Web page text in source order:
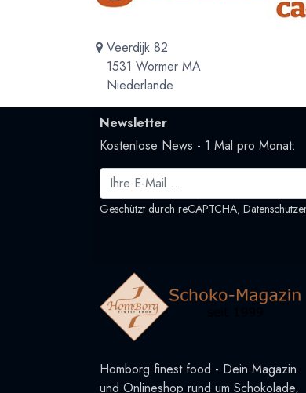
Veerdijk 82
1531 Wormer MA
Niederlande
Newsletter
Kostenlose News - 1 Mal pro Monat:
Geschützt durch reCAPTCHA,
Homborg finest food - Dein Magazin
und Onlineshop rund um Schokolade,